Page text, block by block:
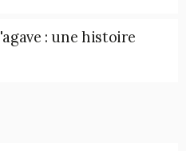
: une histoire